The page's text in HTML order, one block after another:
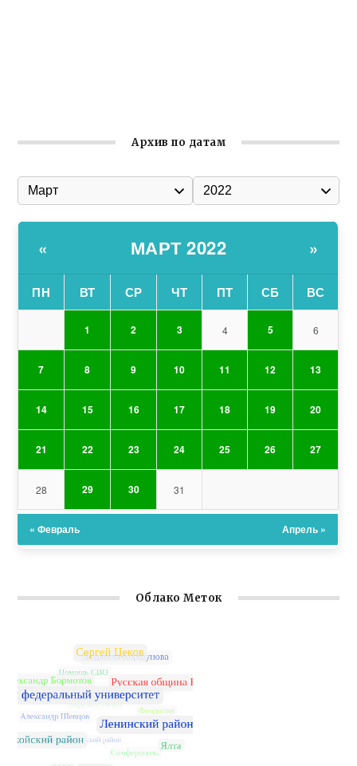
Архив по датам
« МАРТ 2022 »
ПН ВТ СР ЧТ ПТ СБ ВС
1 2 3 4 5 6
7 8 9 10 11 12 13
14 15 16 17 18 19 20
21 22 23 24 25 26 27
28 29 30 31
« Февраль Апрель »
Облако Меток